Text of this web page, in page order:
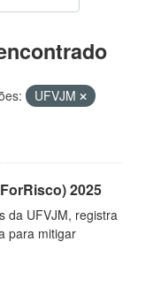
UFVJM
2025
da UFVJM, registra
para mitigar